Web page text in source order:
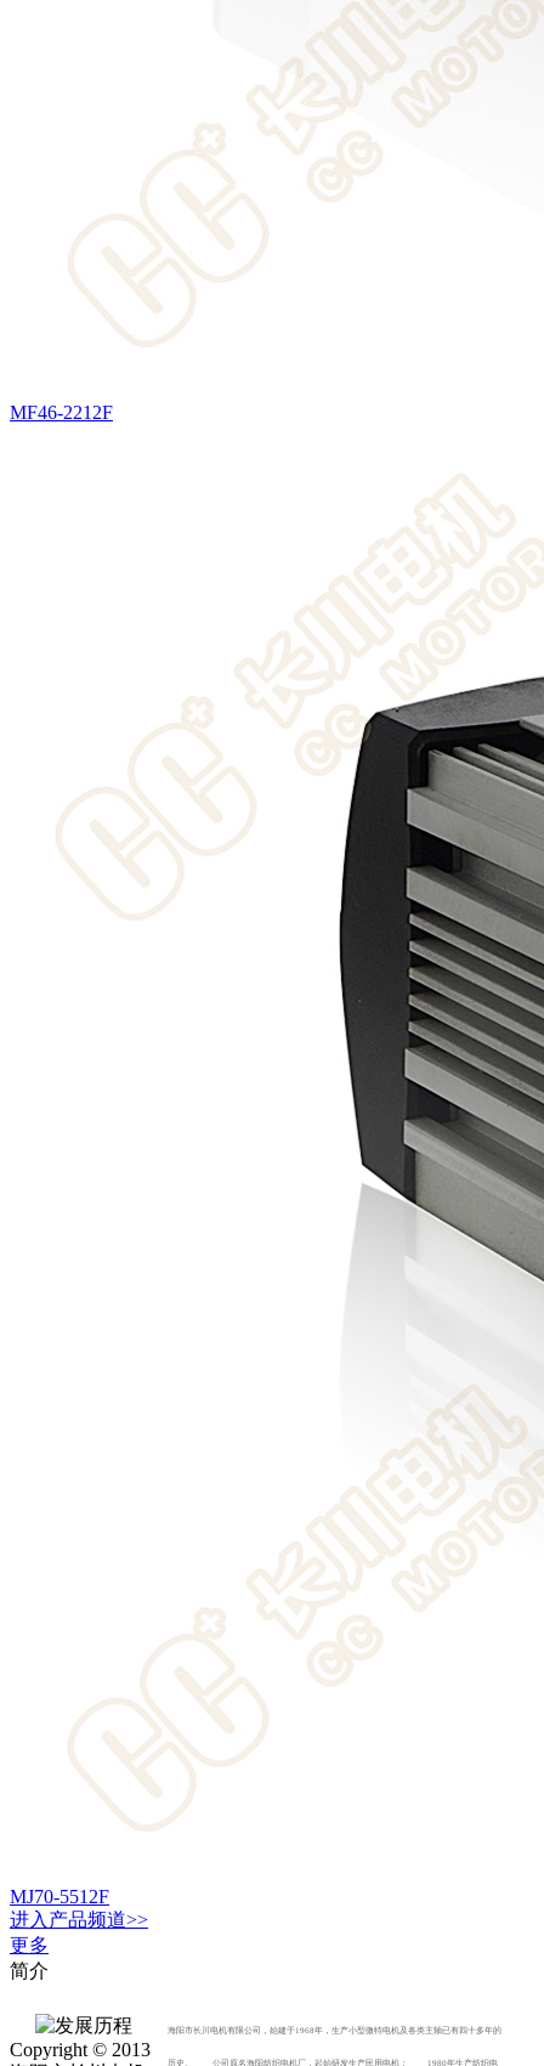
MF46-2212F
MJ70-5512F
进入 产品频道>>
更多
简介
海阳市长川电机有限公司，始建于1968年，生产小型微特电机及各类主轴已有四十多年的
历史。 公司原名海阳纺织电机厂，起始研发生产民用电机； 1980年生产纺织电
Copyright © 2013